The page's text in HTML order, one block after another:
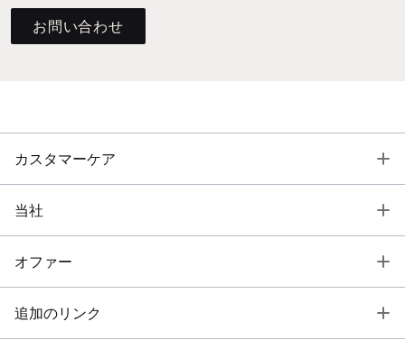
お問い合わせ
カスタマーケア
当社
オファー
追加のリンク